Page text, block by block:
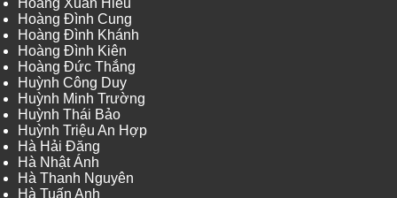
Hoàng Đình Cung
Hoàng Đình Khánh
Hoàng Đình Kiên
Hoàng Đức Thắng
Huỳnh Công Duy
Huỳnh Minh Trường
Huỳnh Thái Bảo
Huỳnh Triệu An Hợp
Hà Hải Đăng
Hà Nhật Ánh
Hà Thanh Nguyên
Hà Tuấn Anh